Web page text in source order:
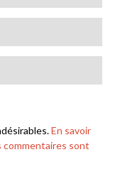
En savoir
commentaires sont